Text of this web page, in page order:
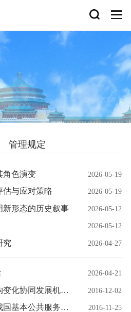
管理规定
角色演变 2026-05-19
估与应对策略 2026-05-19
新形态的历史叙事 2026-05-12
2026-05-12
究 2026-04-27
2026-04-21
发展机理与实证研究 2016-12-02
启示：主要基于实验方法的研究 2016-11-25